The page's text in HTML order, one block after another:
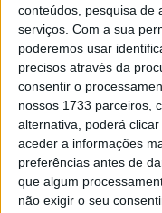
conteúdos, pesquisa de
serviços. Com a sua
poderemos usar
precisos através da
consentir o
nossos 1733 parceiros,
alternativa, poderá
aceder a informações
preferências antes de
que algum
não exigir o seu
As restantes lojas do
atividades comerciais
posta de parte a
ocupado vir a ser
A requalificação do
Almeida Henriques,
muito contestado por
dirigentes culturais,